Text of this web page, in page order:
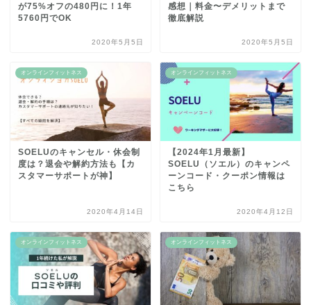
が75%オフの480円に！1年
5760円でOK
2020年5月5日
感想｜料金〜デメリットまで
徹底解説
2020年5月5日
オンラインフィットネス
SOELUのキャンセル・休会制
度は？退会や解約方法も【カ
スタマーサポートが神】
2020年4月14日
オンラインフィットネス
【2024年1月最新】
SOELU（ソエル）のキャンペ
ーンコード・クーポン情報は
こちら
2020年4月12日
オンラインフィットネス オンラインフィットネス